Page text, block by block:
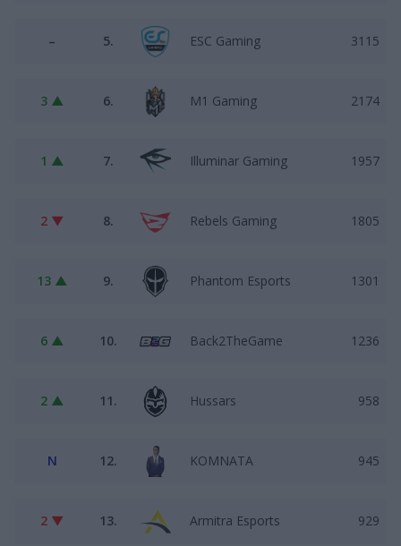
– 5. ESC Gaming 3115
3 ▲ 6. M1 Gaming 2174
1 ▲ 7. Illuminar Gaming 1957
2 ▼ 8. Rebels Gaming 1805
13 ▲ 9. Phantom Esports 1301
6 ▲ 10. Back2TheGame 1236
2 ▲ 11. Hussars 958
N 12. KOMNATA 945
2 ▼ 13. Armitra Esports 929